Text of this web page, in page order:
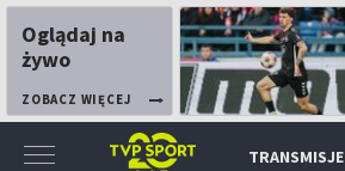
Oglądaj na
żywo
ZOBACZ WIĘCEJ
TRANSMISJE